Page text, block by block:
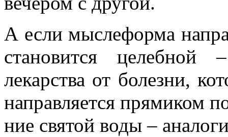
А если мыслеформа
становится целебной
лекарства от болезни,
направляет­ся прямиком
ние святой воды –